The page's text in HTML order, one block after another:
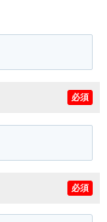
必須
必須